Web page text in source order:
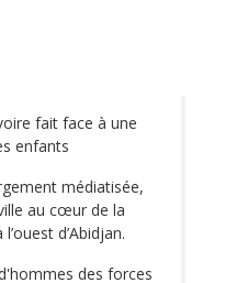
fait face à une
enfants
médiatisée,
au cœur de la
d’Abidjan.
des forces